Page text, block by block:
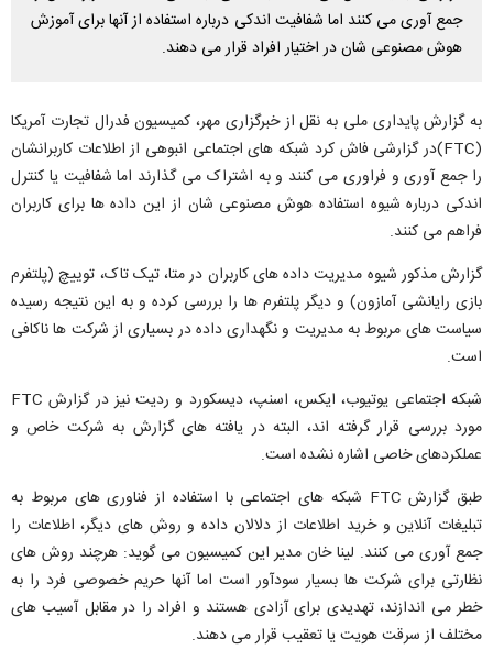
جمع آوری می کنند اما شفافیت اندکی درباره استفاده از آنها برای آموزش
هوش مصنوعی شان در اختیار افراد قرار می دهند.
به گزارش پایداری ملی به نقل از خبرگزاری مهر، کمیسیون فدرال تجارت آمریکا
(FTC)در گزارشی فاش کرد شبکه های اجتماعی انبوهی از اطلاعات کاربرانشان
را جمع آوری و فراوری می کنند و به اشتراک می گذارند اما شفافیت یا کنترل
اندکی درباره شیوه استفاده هوش مصنوعی شان از این داده ها برای کاربران
فراهم می کنند.
گزارش مذکور شیوه مدیریت داده های کاربران در متا، تیک تاک، توییچ (پلتفرم
بازی رایانشی آمازون) و دیگر پلتفرم ها را بررسی کرده و به این نتیجه رسیده
سیاست های مربوط به مدیریت و نگهداری داده در بسیاری از شرکت ها ناکافی
است.
شبکه اجتماعی یوتیوب، ایکس، اسنپ، دیسکورد و ردیت نیز در گزارش FTC
مورد بررسی قرار گرفته اند، البته در یافته های گزارش به شرکت خاص و
عملکردهای خاصی اشاره نشده است.
طبق گزارش FTC شبکه های اجتماعی با استفاده از فناوری های مربوط به
تبلیغات آنلاین و خرید اطلاعات از دلالان داده و روش های دیگر، اطلاعات را
جمع آوری می کنند. لینا خان مدیر این کمیسیون می گوید: هرچند روش های
نظارتی برای شرکت ها بسیار سودآور است اما آنها حریم خصوصی فرد را به
خطر می اندازند، تهدیدی برای آزادی هستند و افراد را در مقابل آسیب های
مختلف از سرقت هویت یا تعقیب قرار می دهند.